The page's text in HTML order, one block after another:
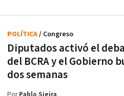
Diputados activó el
del BCRA y el Gobierno
dos semanas
POLÍTICA/ Congreso